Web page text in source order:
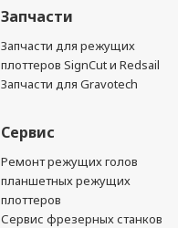
Запчасти
Запчасти для режущих
плоттеров SignCut и Redsail
Запчасти для Gravotech
Сервис
Ремонт режущих голов
планшетных режущих
плоттеров
Сервис фрезерных станков